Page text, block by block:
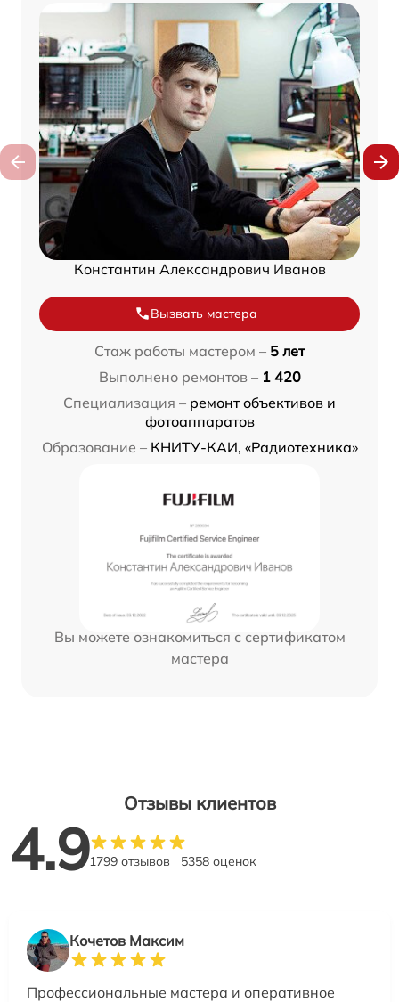
Константин Александрович Иванов
Вызвать мастера
Стаж работы мастером – 5 лет
Выполнено ремонтов – 1 420
Специализация – ремонт объективов и
фотоаппаратов
Образование – КНИТУ-КАИ, «Радиотехника»
Вы можете ознакомиться с сертификатом
мастера
Отзывы клиентов
4.91799 отзывов 5358 оценок
Кочетов Максим
Профессиональные мастера и оперативное